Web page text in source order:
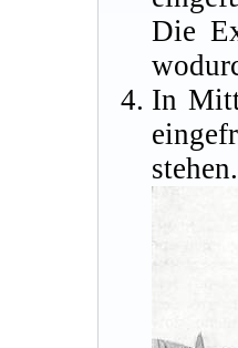
Die
In
stehen.